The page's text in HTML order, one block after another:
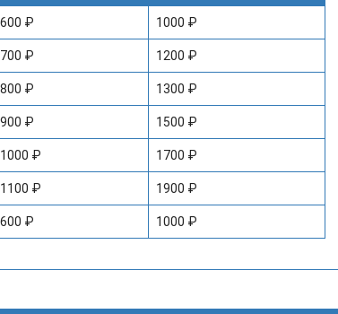
600 ₽ 1000 ₽
700 ₽ 1200 ₽
800 ₽ 1300 ₽
900 ₽ 1500 ₽
1000 ₽ 1700 ₽
1100 ₽ 1900 ₽
600 ₽ 1000 ₽